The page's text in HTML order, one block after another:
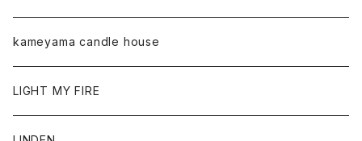
kameyama candle house
LIGHT MY FIRE